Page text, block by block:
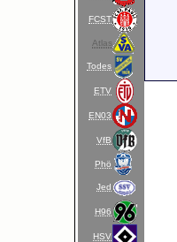
FCST
Atlas
Todes
ETV
EN03
VfB
Phö
Jed
H96
HSV